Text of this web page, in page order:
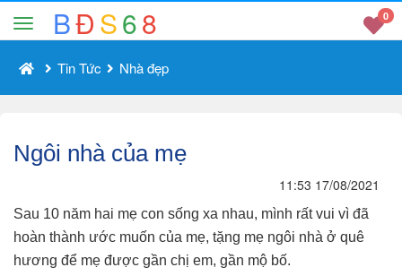
BĐS68 0
Tin Tức Nhà đẹp
Ngôi nhà của mẹ
11:53 17/08/2021
Sau 10 năm hai mẹ con sống xa nhau, mình rất vui vì đã
hoàn thành ước muốn của mẹ, tặng mẹ ngôi nhà ở quê
hương để mẹ được gần chị em, gần mộ bố.